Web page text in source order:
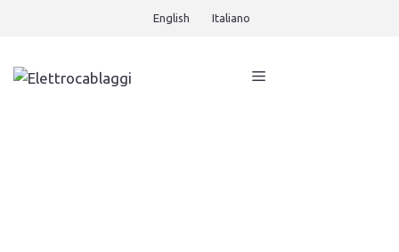
English Italiano